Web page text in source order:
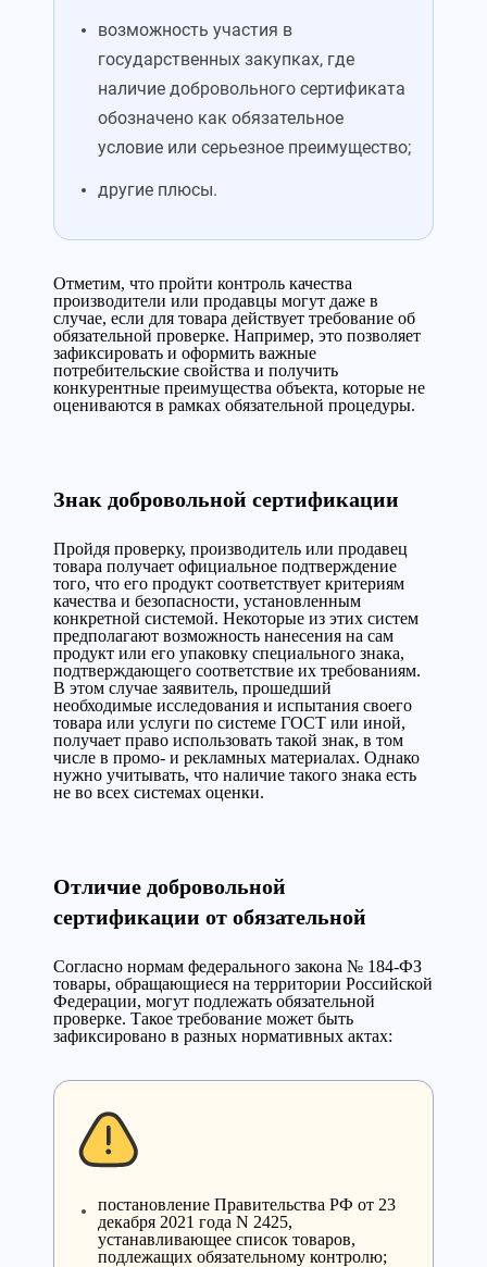
возможность участия в
государственных закупках, где
наличие добровольного сертификата
обозначено как обязательное
условие или серьезное преимущество;
другие плюсы.
Отметим, что пройти контроль качества
производители или продавцы могут даже в
случае, если для товара действует требование об
обязательной проверке. Например, это позволяет
зафиксировать и оформить важные
потребительские свойства и получить
конкурентные преимущества объекта, которые не
оцениваются в рамках обязательной процедуры.
Знак добровольной сертификации
Пройдя проверку, производитель или продавец
товара получает официальное подтверждение
того, что его продукт соответствует критериям
качества и безопасности, установленным
конкретной системой. Некоторые из этих систем
предполагают возможность нанесения на сам
продукт или его упаковку специального знака,
подтверждающего соответствие их требованиям.
В этом случае заявитель, прошедший
необходимые исследования и испытания своего
товара или услуги по системе ГОСТ или иной,
получает право использовать такой знак, в том
числе в промо- и рекламных материалах. Однако
нужно учитывать, что наличие такого знака есть
не во всех системах оценки.
Отличие добровольной
сертификации от обязательной
Согласно нормам федерального закона № 184-ФЗ
товары, обращающиеся на территории Российской
Федерации, могут подлежать обязательной
проверке. Такое требование может быть
зафиксировано в разных нормативных актах:
постановление Правительства РФ от 23
декабря 2021 года N 2425,
устанавливающее список товаров,
подлежащих обязательному контролю;